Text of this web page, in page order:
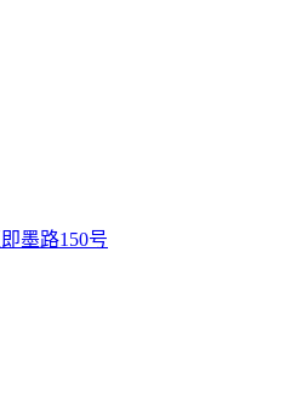
墨路150号